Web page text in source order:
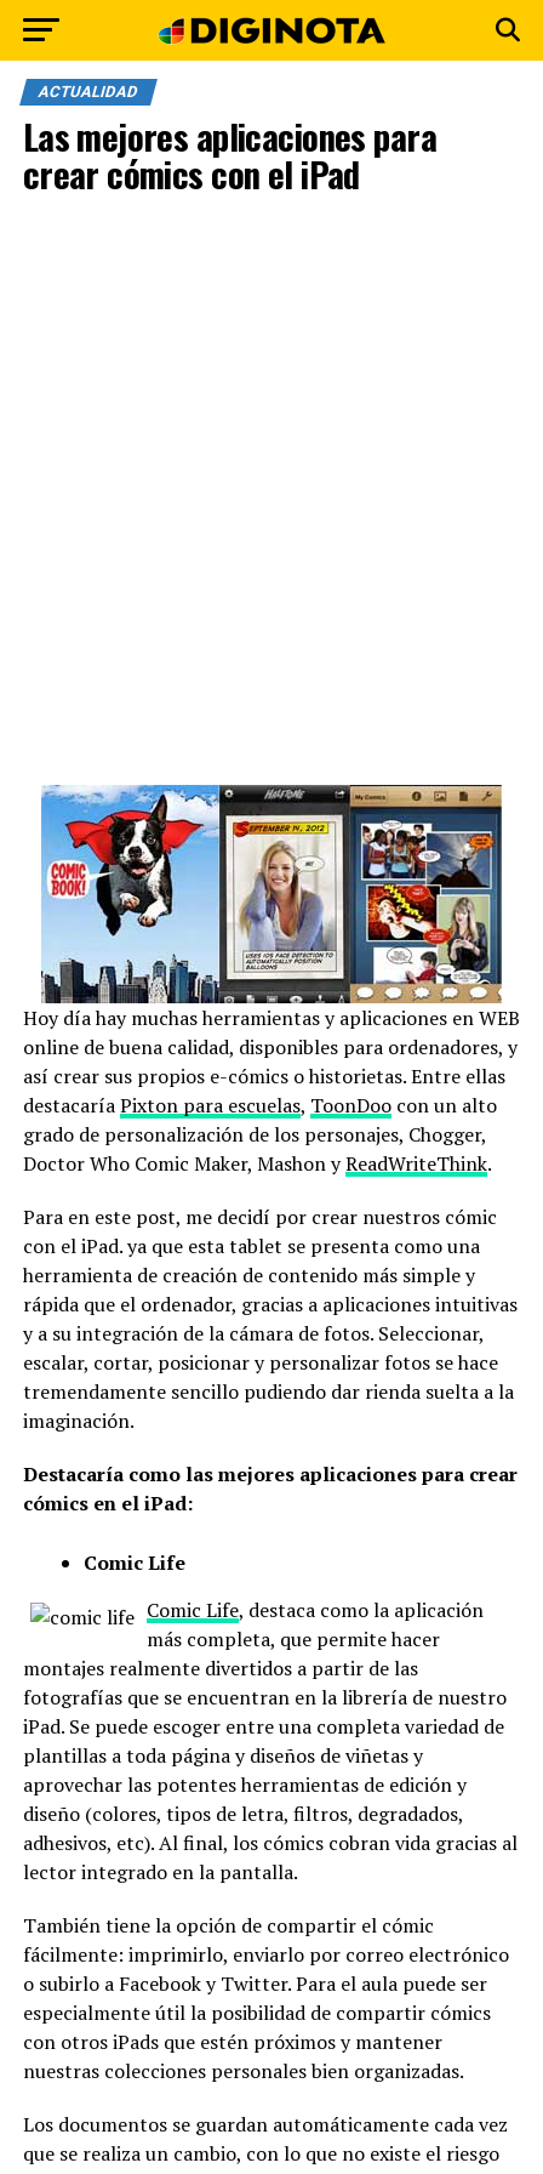
ACTUALIDAD
Las mejores aplicaciones para
crear cómics con el iPad
Hoy día hay muchas herramientas y aplicaciones en WEB
online de buena calidad, disponibles para ordenadores, y
así crear sus propios e-cómics o historietas. Entre ellas
destacaríaPixton para escuelas, ToonDoocon un alto
grado de personalización de los personajes, Chogger,
Doctor Who Comic Maker, Mashon yReadWriteThink.
Para en este post, me decidí por crear nuestros cómic
con el iPad. ya que esta tablet se presenta como una
herramienta de creación de contenido más simple y
rápida que el ordenador, gracias a aplicaciones intuitivas
y a su integración de la cámara de fotos. Seleccionar,
escalar, cortar, posicionar y personalizar fotos se hace
tremendamente sencillo pudiendo dar rienda suelta a la
imaginación.
Destacaría como las mejores aplicaciones para crear
cómics en el iPad:
Comic Life
Comic Life, destaca como la aplicación
más completa, que permite hacer
montajes realmente divertidos a partir de las
fotografías que se encuentran en la librería de nuestro
iPad. Se puede escoger entre una completa variedad de
plantillas a toda página y diseños de viñetas y
aprovechar las potentes herramientas de edición y
diseño (colores, tipos de letra, filtros, degradados,
adhesivos, etc). Al final, los cómics cobran vida gracias al
lector integrado en la pantalla.
También tiene la opción de compartir el cómic
fácilmente: imprimirlo, enviarlo por correo electrónico
o subirlo a Facebook y Twitter. Para el aula puede ser
especialmente útil la posibilidad de compartir cómics
con otros iPads que estén próximos y mantener
nuestras colecciones personales bien organizadas.
Los documentos se guardan automáticamente cada vez
que se realiza un cambio, con lo que no existe el riesgo